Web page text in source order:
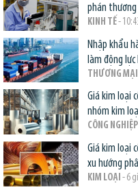
phán thương
KINH TẾ-
Nhập khẩu
làm động lực
THƯƠNG MẠI
Giá kim loại
nhóm kim
CÔNG NGHIỆP
Giá kim loại
xu hướng
KIM LOẠI - 6